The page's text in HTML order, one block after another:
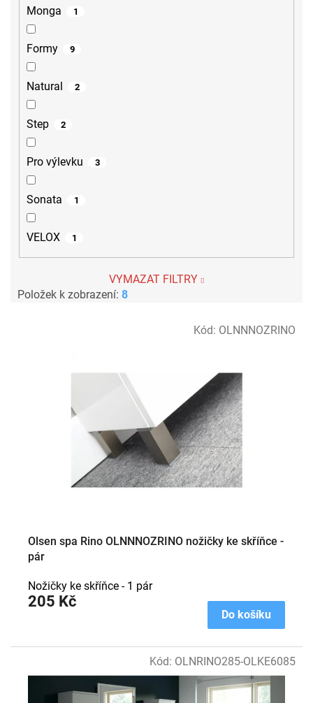
Monga 1
Formy 9
Natural 2
Step 2
Pro výlevku 3
Sonata 1
VELOX 1
VYMAZAT FILTRY
Položek k zobrazení: 8
Olsen spa Rino OLNNNOZRINO nožičky ke skříňce -
pár
205 Kč
Do košíku
Nožičky ke skříňce - 1 pár
Kód: OLNNNOZRINO
Kód: OLNRINO285-OLKE6085